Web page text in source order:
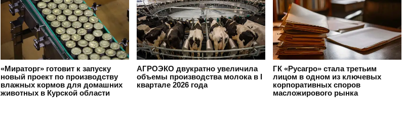
«Мираторг» готовит к запуску
новый проект по производству
влажных кормов для домашних
животных в Курской области
АГРОЭКО двукратно увеличила
объемы производства молока в I
квартале 2026 года
ГК «Русагро» стала третьим
лицом в одном из ключевых
корпоративных споров
масложирового рынка